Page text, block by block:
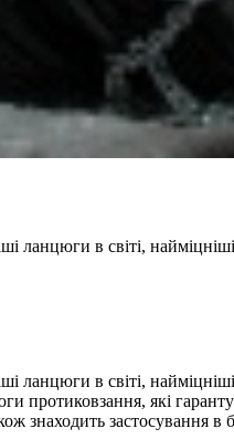
ланцюги в світі,
ланцюги в світі,
протиковзання, які
застосування в